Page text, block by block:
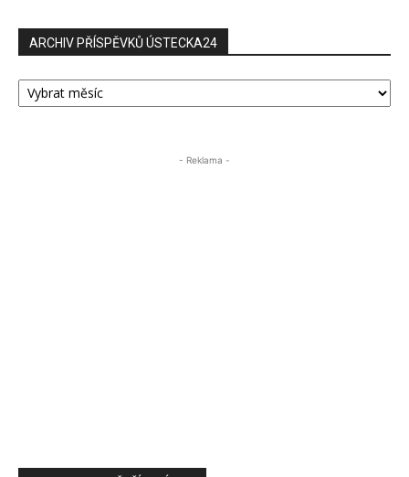
ARCHIV PŘÍSPĚVKŮ ÚSTECKA24
ARCHIV
PŘÍSPĚVKŮ
- Reklama -